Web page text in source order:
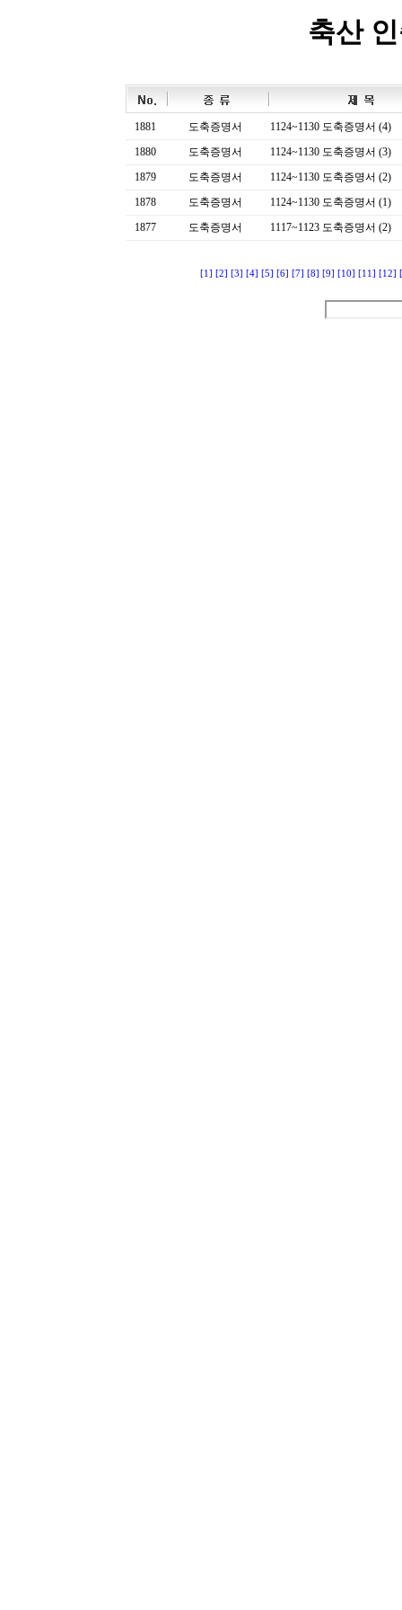
축산
1881 도축증명서
1124~1130 도축증명서 (4)
1880
도축증명서
1124~1130 도축증명서 (3)
1879
도축증명서
1124~1130 도축증명서 (2)
1878
도축증명서
1124~1130 도축증명서 (1)
1877
도축증명서 1117~1123 도축증명서 (2)
[1] [2] [3] [4] [5] [6] [7] [8] [9] [10] [11] [12]